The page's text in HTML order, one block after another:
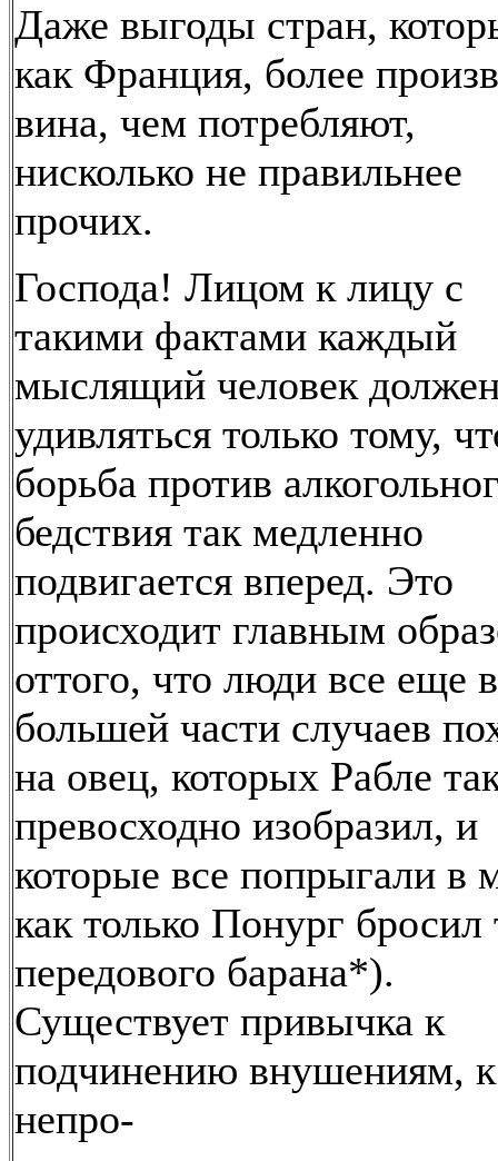
Даже выгоды стран,
как Франция, более
вина, чем потребляют,
нисколько не правильнее
прочих.
Господа! Лицом к лицу с
такими фактами каждый
мыслящий человек
удивляться только тому,
борьба против
бедствия так медленно
подвигается вперед. Это
происходит главным
оттого, что люди все еще в
большей части случаев
на овец, которых Рабле
превосходно изобразил, и
которые все попрыгали в
как только Понург бросил
передового барана*).
Существует привычка к
подчинению внушениям, к
непро-